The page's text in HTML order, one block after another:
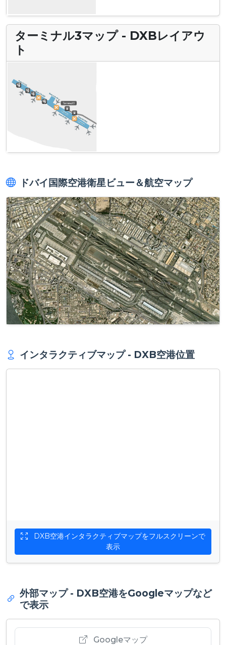
ターミナル3マップ - DXBレイアウ
ト
ドバイ国際空港衛星ビュー＆航空マップ
インタラクティブマップ - DXB空港位置
表示
外部マップ - DXB空港をGoogleマップなど
で表示
Googleマップ